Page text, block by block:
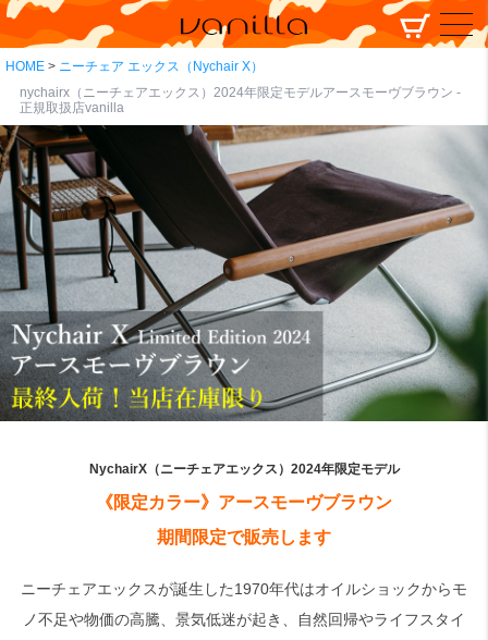
HOME
ニーチェア エックス（Nychair X）
nychairx（ニーチェアエックス）2024年限定モデルアースモーヴブラウン -
正規取扱店vanilla
検索
NychairX（ニーチェアエックス）2024年限定モデル
《限定カラー》アースモーヴブラウン
期間限定で販売します
ニーチェアエックスが誕生した1970年代はオイルショックからモ
ノ不足や物価の高騰、景気低迷が起き、自然回帰やライフスタイ